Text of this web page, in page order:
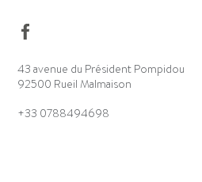
43 avenue du Président Pompidou
92500 Rueil Malmaison
+33 0788494698